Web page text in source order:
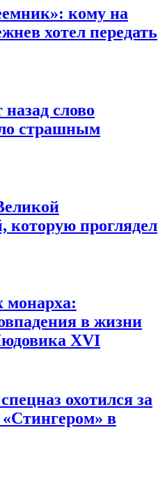
кому на
хотел передать
слово
страшным
которую проглядел
монарха:
в жизни
XVI
охотился за
в